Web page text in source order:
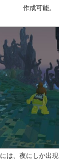
作成可能。
は、夜にしか出